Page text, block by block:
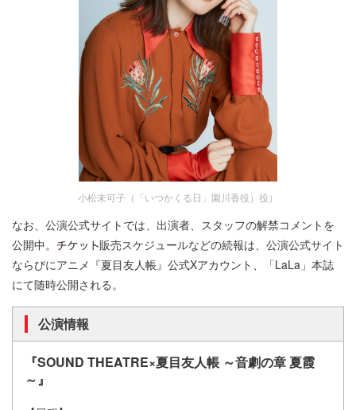
小松未可子（「いつかくる日」園川香役）役）
なお、公演公式サイトでは、出演者、スタッフの解禁コメントを
公開中。
販売スケジュールなどの続報は、公演公式サイト
ならびにアニメ『夏目友人帳』公式Xアカウント、「LaLa」本誌
にて随時公開される。
公演情報
『SOUND THEATRE×夏目友人帳 ～音劇の章 夏霞
～』